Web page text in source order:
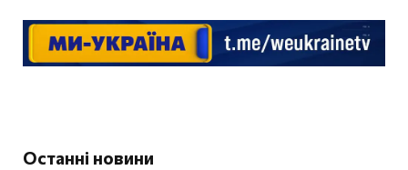
Останні новини